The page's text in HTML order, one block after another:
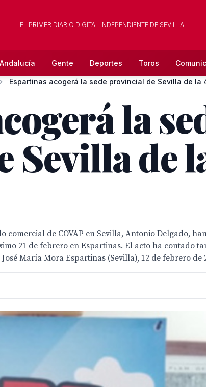
EL PRIMER DIARIO DIGITAL INDEPENDIENTE DE SEVILLA
Andalucía Gente Deportes Toros
Espartinas acogerá la sede provincial de Sevilla de la
la
de
comercial de COVAP en Sevilla, Antonio Delgado,
21 de febrero en Espartinas. El acto ha contado
María Mora Espartinas (Sevilla), 12 de febrero de